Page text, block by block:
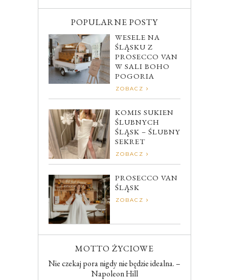
POPULARNE POSTY
WESELE NA
ŚLĄSKU Z
PROSECCO VAN
W SALI BOHO
POGORIA
ZOBACZ
KOMIS SUKIEN
ŚLUBNYCH
ŚLĄSK – ŚLUBNY
SEKRET
ZOBACZ
PROSECCO VAN
ŚLĄSK
ZOBACZ
MOTTO ŻYCIOWE
Nie czekaj pora nigdy nie będzie idealna. –
Napoleon Hill